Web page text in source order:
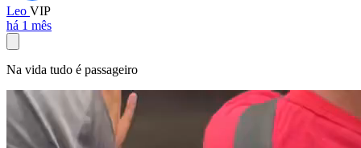
Leo VIP
há 1 mês
Na vida tudo é passageiro